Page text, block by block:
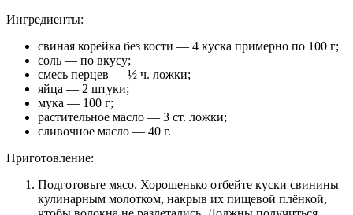
Ингредиенты:
свиная корейка без кости — 4 куска примерно по 100 г;
соль — по вкусу;
смесь перцев — ½ ч. ложки;
яйца — 2 штуки;
мука — 100 г;
растительное масло — 3 ст. ложки;
сливочное масло — 40 г.
Приготовление:
Подготовьте мясо. Хорошенько отбейте куски свинины
кулинарным молотком, накрыв их пищевой плёнкой,